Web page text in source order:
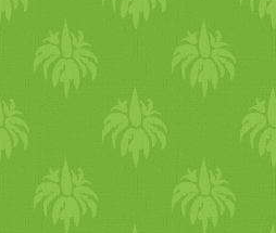
és illó
olajai az
a felvágott
Kedvezően hat